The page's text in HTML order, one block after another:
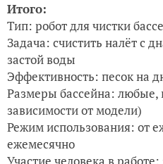
Итого:
Тип: робот для чистки
Задача: счистить налёт с
застой воды
Эффективность: песок на
Размеры бассейна: любые,
зависимости от модели)
Режим использования: от
ежемесячно